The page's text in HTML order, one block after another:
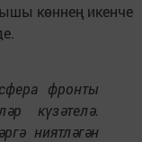
көннең икенче
фронты
күзәтелә.
ниятләгән